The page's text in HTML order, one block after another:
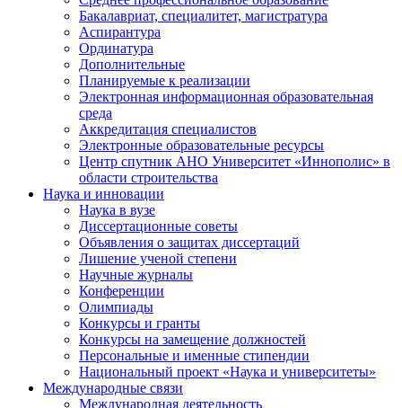
Бакалавриат, специалитет, магистратура
Аспирантура
Ординатура
Дополнительные
Планируемые к реализации
Электронная информационная образовательная
среда
Аккредитация специалистов
Электронные образовательные ресурсы
Центр спутник АНО Университет «Иннополис» в
области строительства
Наука и инновации
Наука в вузе
Диссертационные советы
Объявления о защитах диссертаций
Лишение ученой степени
Научные журналы
Конференции
Олимпиады
Конкурсы и гранты
Конкурсы на замещение должностей
Персональные и именные стипендии
Национальный проект «Наука и университеты»
Международные связи
Международная деятельность